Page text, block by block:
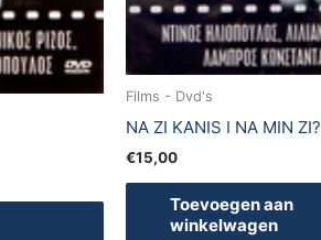
Films - Dvd's
NA ZI KANIS I NA MIN ZI?
€15,00
Toevoegen aan
winkelwagen